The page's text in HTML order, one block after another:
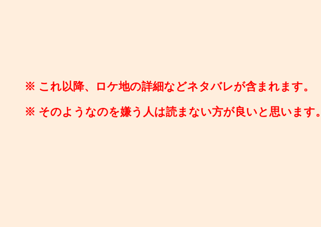
※ これ以降、ロケ地の詳細などネタバレが含まれます。
※ そのようなのを嫌う人は読まない方が良いと思います。